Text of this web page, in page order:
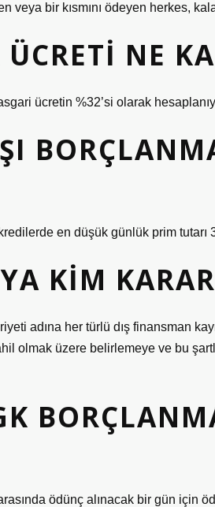
veya bir kısmını ödeyen herkes,
NE
ücretin %32’si olarak
kredilerde en düşük günlük prim
KIM
adına her türlü dış finansman
olmak üzere belirlemeye ve bu
ödünç alınacak bir gün için